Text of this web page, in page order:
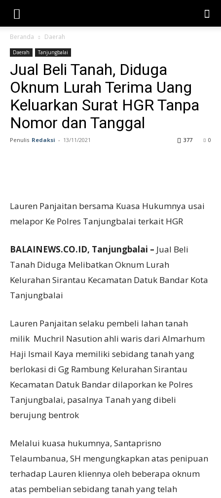
Beranda Daerah
Daerah Tanjungbalai
Jual Beli Tanah, Diduga
Oknum Lurah Terima Uang
Keluarkan Surat HGR Tanpa
Nomor dan Tanggal
Penulis Redaksi - 13/11/2021 0
377
Lauren Panjaitan bersama Kuasa Hukumnya usai
melapor Ke Polres Tanjungbalai terkait HGR
BALAINEWS.CO.ID, Tanjungbalai – Jual Beli
Tanah Diduga Melibatkan Oknum Lurah
Kelurahan Sirantau Kecamatan Datuk Bandar Kota
Tanjungbalai
Lauren Panjaitan selaku pembeli lahan tanah
milik Muchril Nasution ahli waris dari Almarhum
Haji Ismail Kaya memiliki sebidang tanah yang
berlokasi di Gg Rambung Kelurahan Sirantau
Kecamatan Datuk Bandar dilaporkan ke Polres
Tanjungbalai, pasalnya Tanah yang dibeli
berujung bentrok
Melalui kuasa hukumnya, Santaprisno
Telaumbanua, SH mengungkapkan atas penipuan
terhadap Lauren kliennya oleh beberapa oknum
atas pembelian sebidang tanah yang telah